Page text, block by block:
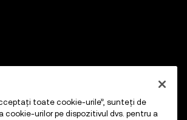
toate cookie-urile”, sunteți de
cookie-urilor pe dispozitivul dvs. pentru a